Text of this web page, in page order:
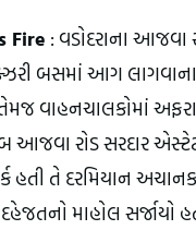
Fire : વડોદરાના આજવા
બસમાં આગ
વાહનચાલકોમાં
આજવા રોડ સરદાર
હતી તે દરમિયાન
માહોલ સર્જાયો